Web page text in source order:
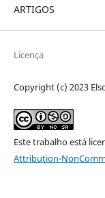
ARTIGOS
Licença
Copyright (c) 2023
Este trabalho está
Attribution-